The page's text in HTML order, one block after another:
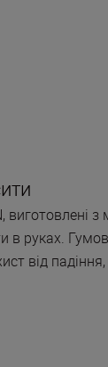
виготовлені
в руках.
від